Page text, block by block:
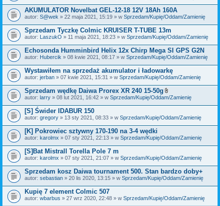
AKUMULATOR Novelbat GEL-12-18 12V 18Ah 160A
autor: S@wek » 22 maja 2021, 15:19 » w Sprzedam/Kupię/Oddam/Zamienię
Sprzedam Tyczkę Colmic KRUISER T-TUBE 13m
autor: LaszukO » 11 maja 2021, 18:23 » w Sprzedam/Kupię/Oddam/Zamienię
Echosonda Humminbird Helix 12x Chirp Mega SI GPS G2N
autor: Hubercik » 08 kwie 2021, 08:17 » w Sprzedam/Kupię/Oddam/Zamienię
Wystawiłem na sprzedaż akumulator i ładowarkę
autor: jerban » 07 kwie 2021, 15:31 » w Sprzedam/Kupię/Oddam/Zamienię
Sprzedam wędkę Daiwa Prorex XR 240 15-50g
Z
ł
c
z
i
autor: larry » 08 lut 2021, 16:42 » w Sprzedam/Kupię/Oddam/Zamienię
[S] Świder IDABUR 150
autor: gregory » 13 sty 2021, 08:33 » w Sprzedam/Kupię/Oddam/Zamienię
[K] Pokrowiec sztywny 170-190 na 3-4 wędki
autor: karolmx » 07 sty 2021, 22:13 » w Sprzedam/Kupię/Oddam/Zamienię
[S]Bat Mistrall Torella Pole 7 m
autor: karolmx » 07 sty 2021, 21:07 » w Sprzedam/Kupię/Oddam/Zamienię
Sprzedam kosz Daiwa tournament 500. Stan bardzo doby+
autor: sebastian » 20 lis 2020, 13:15 » w Sprzedam/Kupię/Oddam/Zamienię
Kupię 7 element Colmic 507
autor: wbarbus » 27 wrz 2020, 22:48 » w Sprzedam/Kupię/Oddam/Zamienię